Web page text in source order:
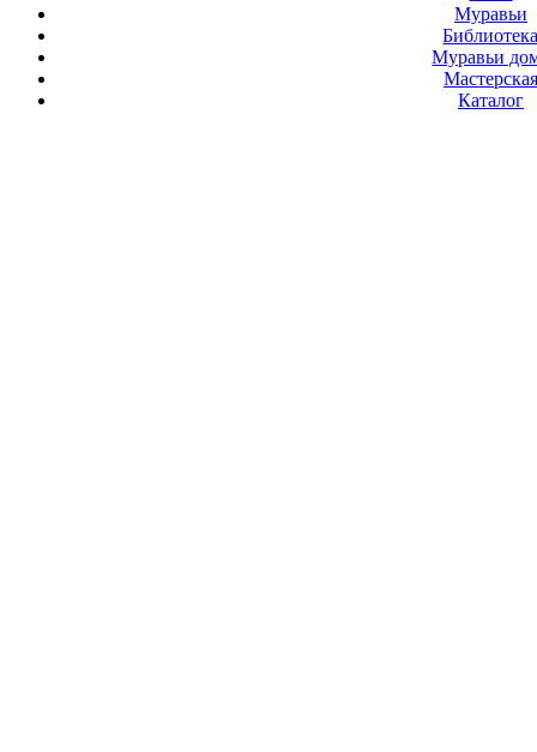
Муравьи
Муравьи
Мастерская
Каталог